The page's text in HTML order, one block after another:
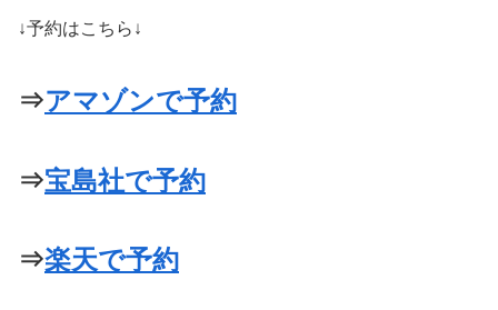
↓予約はこちら↓
⇒アマゾンで予約
⇒宝島社で予約
⇒楽天で予約